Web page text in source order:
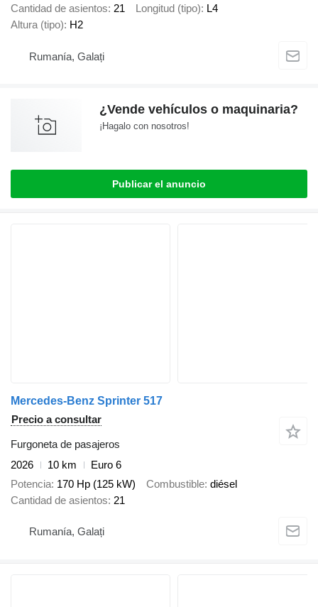
Cantidad de asientos 21 Longitud (tipo) L4
Altura (tipo) H2
Rumanía, Galați
¿Vende vehículos o maquinaria?
¡Hagalo con nosotros!
Publicar el anuncio
Mercedes-Benz Sprinter 517
Precio a consultar
Furgoneta de pasajeros
2026
10 km
Euro 6
Potencia 170 Hp (125 kW) Combustible diésel
Cantidad de asientos 21
Rumanía, Galați